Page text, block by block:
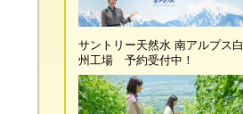
サントリー天然水 南アルプス白
州工場 予約受付中！